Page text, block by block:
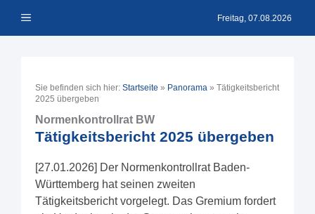
Inhalt Menü Freitag, 07.08.2026
Sie befinden sich hier: Startseite » Panorama » Tätigkeitsbericht
2025 übergeben
Normenkontrollrat BW
Tätigkeitsbericht 2025 übergeben
[27.01.2026] Der Normenkontrollrat Baden-
Württemberg hat seinen zweiten
Tätigkeitsbericht vorgelegt. Das Gremium fordert